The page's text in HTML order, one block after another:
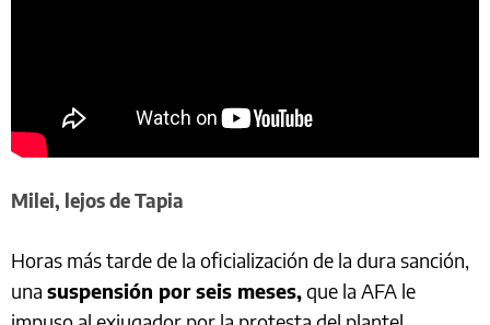
Milei, lejos de Tapia
Horas más tarde de la oficialización de la dura sanción,
una suspensión por seis meses,que la AFA le